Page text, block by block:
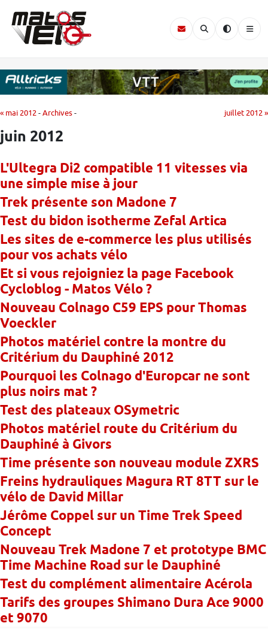
« mai 2012-Archives- juillet 2012 »
juin 2012
L'Ultegra Di2 compatible 11 vitesses via
une simple mise à jour
Trek présente son Madone 7
Test du bidon isotherme Zefal Artica
Les sites de e-commerce les plus utilisés
pour vos achats vélo
Et si vous rejoigniez la page Facebook
Cycloblog - Matos Vélo ?
Nouveau Colnago C59 EPS pour Thomas
Voeckler
Photos matériel contre la montre du
Critérium du Dauphiné 2012
Pourquoi les Colnago d'Europcar ne sont
plus noirs mat ?
Test des plateaux OSymetric
Photos matériel route du Critérium du
Dauphiné à Givors
Time présente son nouveau module ZXRS
Freins hydrauliques Magura RT 8TT sur le
vélo de David Millar
Jérôme Coppel sur un Time Trek Speed
Concept
Nouveau Trek Madone 7 et prototype BMC
Time Machine Road sur le Dauphiné
Test du complément alimentaire Acérola
Tarifs des groupes Shimano Dura Ace 9000
et 9070